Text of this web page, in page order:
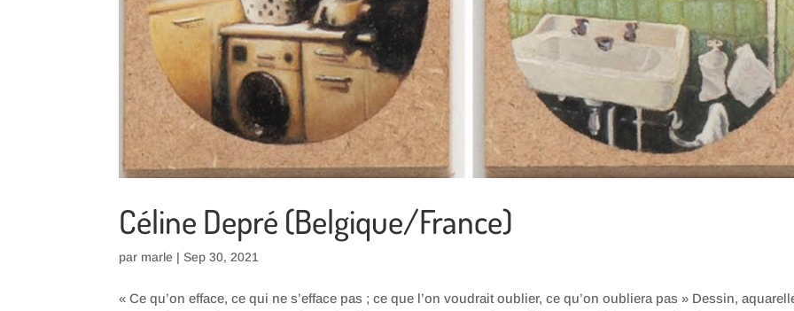
Céline Depré (Belgique/France)
par marle | Sep 30, 2021
« Ce qu’on efface, ce qui ne s’efface pas ; ce que l’on voudrait oublier, ce qu’on oubliera pas » Dessin,